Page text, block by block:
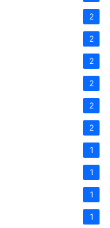
2
2
2
2
2
2
1
1
1
1